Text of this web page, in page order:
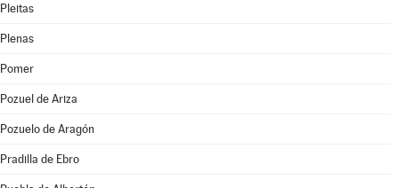
Pleitas
Plenas
Pomer
Pozuel de Ariza
Pozuelo de Aragón
Pradilla de Ebro